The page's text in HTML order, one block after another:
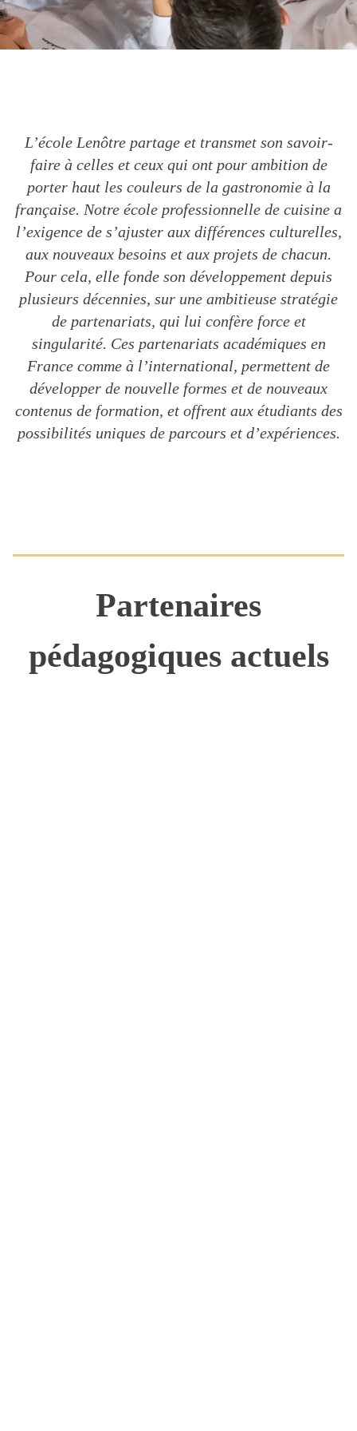
NOS ACTUALITÉS
L’école Lenôtre partage et transmet son savoir-
faire à celles et ceux qui ont pour ambition de
porter haut les couleurs de la gastronomie à la
française. Notre école professionnelle de cuisine a
l’exigence de s’ajuster aux différences culturelles,
aux nouveaux besoins et aux projets de chacun.
Pour cela, elle fonde son développement depuis
plusieurs décennies, sur une ambitieuse stratégie
de partenariats, qui lui confère force et
singularité. Ces partenariats académiques en
France comme à l’international, permettent de
développer de nouvelle formes et de nouveaux
contenus de formation, et offrent aux étudiants des
possibilités uniques de parcours et d’expériences.
Partenaires
pédagogiques actuels